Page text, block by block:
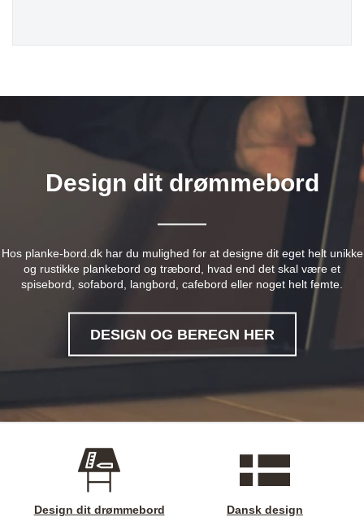
Design dit drømmebord
Hos planke-bord.dk har du mulighed for at designe dit eget helt unikke
og rustikke plankebord og træbord, hvad end det skal være et
spisebord, sofabord, langbord, cafebord eller noget helt femte.
DESIGN OG BEREGN HER
Design dit drømmebord Dansk design